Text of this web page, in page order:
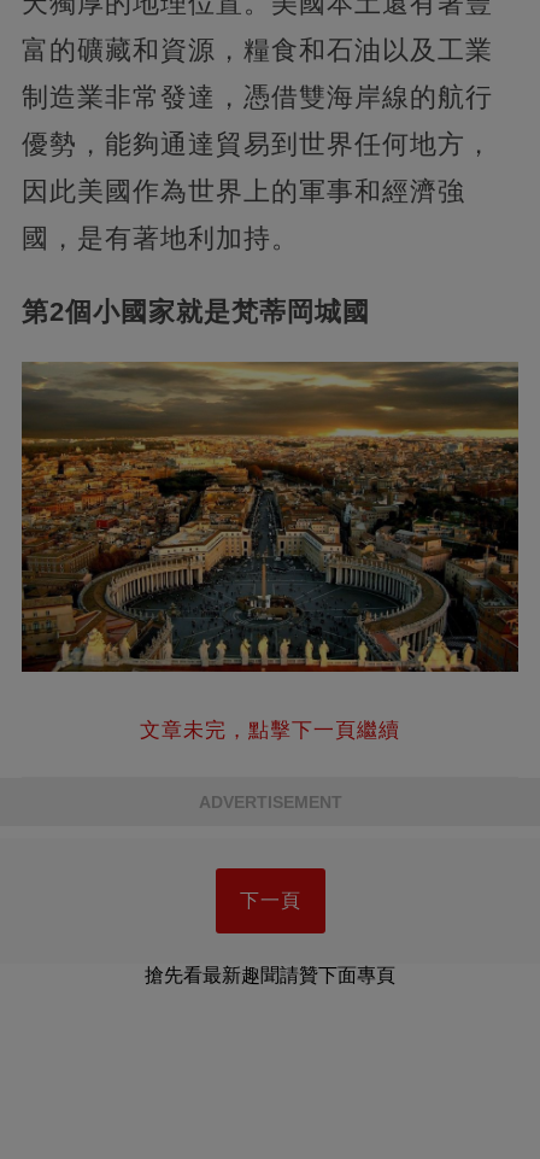
富的礦藏和資源，糧食和石油以及工業
制造業非常發達，憑借雙海岸線的航行
優勢，能夠通達貿易到世界任何地方，
因此美國作為世界上的軍事和經濟強
國，是有著地利加持。
第2個小國家就是梵蒂岡城國
文章未完，點擊下一頁繼續
ADVERTISEMENT
下一頁
搶先看最新趣聞請贊下面專頁